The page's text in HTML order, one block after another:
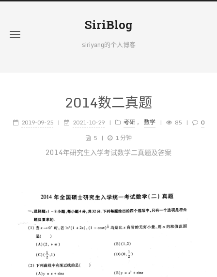
SiriBlog
siriyang的个人博客
2014数二真题
2019-09-25 2021-10-29 考研， 数学 85
0
5
1 分钟
2014年研究生入学考试数学二真题及答案